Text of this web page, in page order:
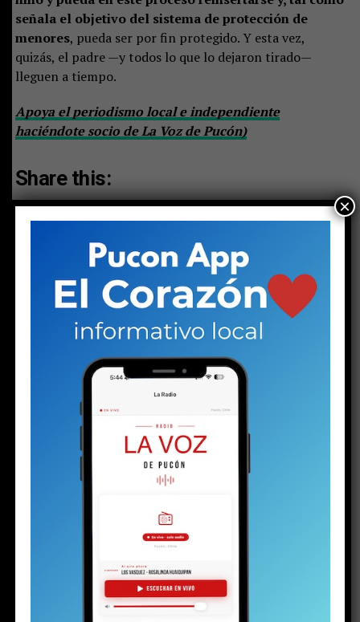
señala el objetivo del sistema de protección de
menores, pueda ser por fin protegido. Y esta vez,
quizás, el padre —y todos lo que lo dejaron tirado—
lleguen a tiempo.
Apoya el periodismo local e independiente
haciéndote socio de La Voz de Pucón)
Share this:
Facebook X
RELATED TOPICS: ADOLESCENTE DESTACADO
Plan de Descontaminación del Lago Villarrica sería
publicado la próxima semana o en los próximos diez días
ESTO PODRÍA GUSTARTE
Plan de Descontaminación del Lago Villarrica
sería publicado la próxima semana o en los
próximos diez días
×